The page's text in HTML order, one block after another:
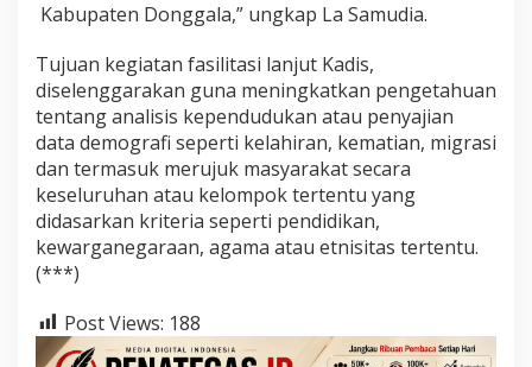
Kabupaten Donggala,” ungkap La Samudia.
Tujuan kegiatan fasilitasi lanjut Kadis,
diselenggarakan guna meningkatkan pengetahuan
tentang analisis kependudukan atau penyajian
data demografi seperti kelahiran, kematian, migrasi
dan termasuk merujuk masyarakat secara
keseluruhan atau kelompok tertentu yang
didasarkan kriteria seperti pendidikan,
kewarganegaraan, agama atau etnisitas tertentu.
(***)
Post Views: 188